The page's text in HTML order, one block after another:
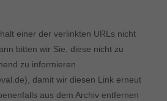
einer der verlinkten URLs nicht
bitten wir Sie, diese nicht zu
zu informieren
damit wir diesen Link erneut
aus dem Archiv entfernen